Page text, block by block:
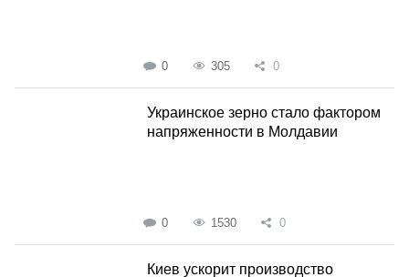
0 305 0
Украинское зерно стало фактором
напряженности в Молдавии
0 1530 0
Киев ускорит производство